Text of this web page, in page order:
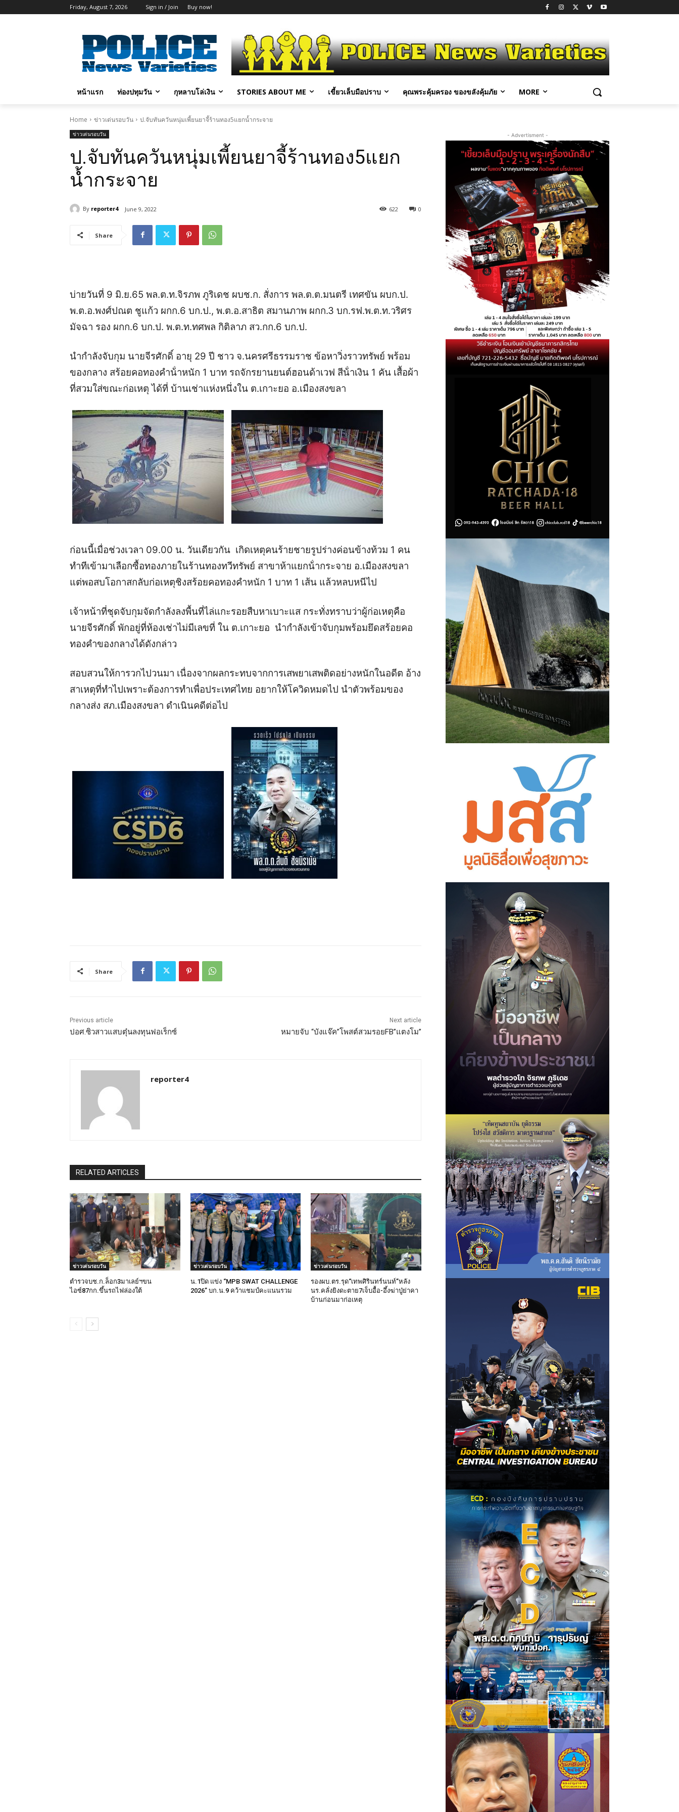
Friday, August 7, 2026 Sign in / Join Buy now!
หน้าแรก ท่องปทุมวัน กุหลาบโล่เงิน STORIES ABOUT ME เขี้ยวเล็บมือปราบ คุณพระคุ้มครอง ของขลังคุ้มภัย MORE
Home ข่าวเด่นรอบวัน ป.จับทันควันหนุ่มเพี้ยนยาจี้ร้านทอง5แยกน้ำกระจาย
ข่าวเด่นรอบวัน
ป.จับทันควันหนุ่มเพี้ยนยาจี้ร้านทอง5แยก
น้ำกระจาย
By reporter4 June 9, 2022 0
622
Share
บ่ายวันที่ 9 มิ.ย.65 พล.ต.ท.จิรภพ ภูริเดช ผบช.ก. สั่งการ พล.ต.ต.มนตรี เทศขัน ผบก.ป.
พ.ต.อ.พงศ์ปณต ชูแก้ว ผกก.6 บก.ป., พ.ต.อ.สาธิต สมานภาพ ผกก.3 บก.รฟ.พ.ต.ท.วริศร
มัจฉา รอง ผกก.6 บก.ป. พ.ต.ท.ทศพล กิติลาภ สว.กก.6 บก.ป.
นำกำลังจับกุม นายจีรศักดิ์ อายุ 29 ปี ชาว จ.นครศรีธรรมราช ข้อหาวิ่งราวทรัพย์ พร้อม
ของกลาง สร้อยคอทองคําน้ําหนัก 1 บาท รถจักรยานยนต์ฮอนด้าเวฟ สีน้ําเงิน 1 คัน เสื้อผ้า
ที่สวมใส่ขณะก่อเหตุ ได้ที่ บ้านเช่าแห่งหนึ่งใน ต.เกาะยอ อ.เมืองสงขลา
ก่อนนี้เมื่อช่วงเวลา 09.00 น. วันเดียวกัน เกิดเหตุคนร้ายชายรูปร่างค่อนข้างท้วม 1 คน
ทําทีเข้ามาเลือกซื้อทองภายในร้านทองทวีทรัพย์ สาขาห้าแยกน้ํากระจาย อ.เมืองสงขลา
แต่พอสบโอกาสกลับก่อเหตุชิงสร้อยคอทองคําหนัก 1 บาท 1 เส้น แล้วหลบหนีไป
เจ้าหน้าที่ชุดจับกุมจัดกำลังลงพื้นที่ไล่แกะรอยสืบหาเบาะแส กระทั่งทราบว่าผู้ก่อเหตุคือ
นายจีรศักดิ์ พักอยู่ที่ห้องเช่าไม่มีเลขที่ ใน ต.เกาะยอ นำกำลังเข้าจับกุมพร้อมยึดสร้อยคอ
ทองคำของกลางได้ดังกล่าว
สอบสวนให้การวกไปวนมา เนื่องจากผลกระทบจากการเสพยาเสพติดอย่างหนักในอดีต อ้าง
สาเหตุที่ทำไปเพราะต้องการทําเพื่อประเทศไทย อยากให้โควิดหมดไป นำตัวพร้อมของ
กลางส่ง สภ.เมืองสงขลา ดำเนินคดีต่อไป
Share
Previous article
ปอศ.ซิวสาวแสบตุ๋นลงทุนฟอเร็กซ์
Next article
หมายจับ “บังแจ๊ค”โพสต์สวมรอยFB”แตงโม”
reporter4
RELATED ARTICLES
ข่าวเด่นรอบวัน
ตำรวจบช.ก.ล็อก3มาเลย์ฯขน
ไอซ์87กก.ขึ้นรถไฟล่องใต้
ข่าวเด่นรอบวัน
น.1ปิด แข่ง “MPB SWAT CHALLENGE
2026” บก.น.9 คว้าแชมป์คะแนนรวม
ข่าวเด่นรอบวัน
รองผบ.ตร.รุด“เทพศิรินทร์นนท์”หลัง
นร.คลั่งยิงดะตาย7เจ็บอื้อ-อึ้งฆ่าปู่ย่าคา
บ้านก่อนมาก่อเหตุ
- Advertisment -